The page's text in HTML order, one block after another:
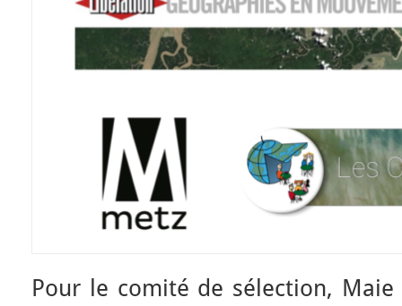
Pour le comité de sélection,